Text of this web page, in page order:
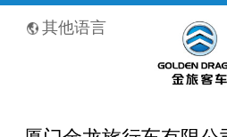
其他语言